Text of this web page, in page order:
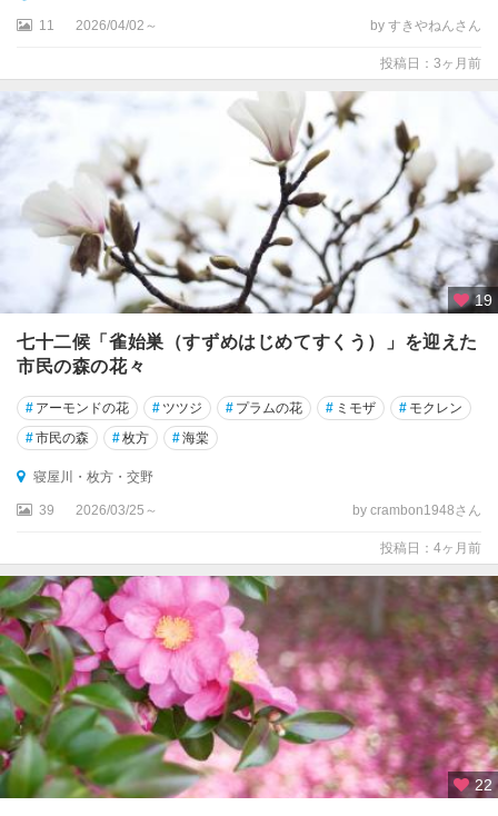
11 2026/04/02～ by すきやねんさん
投稿日：3ヶ月前
19
七十二候「雀始巣（すずめはじめてすくう）」を迎えた
市民の森の花々
# アーモンドの花 # ツツジ # プラムの花 # ミモザ # モクレン
#市民の森 #枚方 #海棠
寝屋川・枚方・交野
39 2026/03/25～ by crambon1948さん
投稿日：4ヶ月前
22